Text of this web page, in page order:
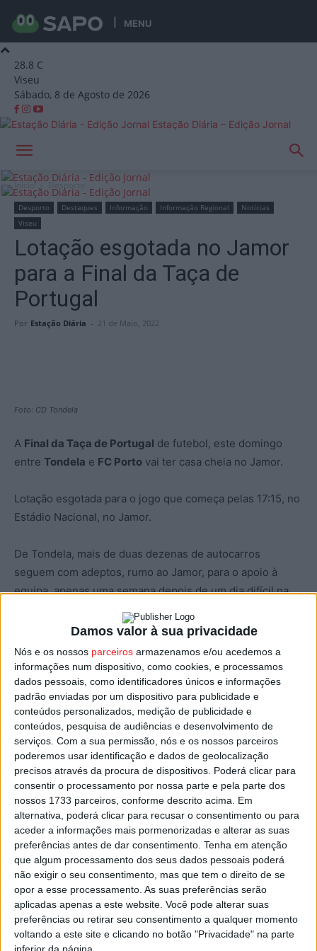
Damos valor à sua privacidade
Nós e os nossos parceiros armazenamos e/ou acedemos a
informações num dispositivo, como cookies, e processamos
dados pessoais, como identificadores únicos e informações
padrão enviadas por um dispositivo para publicidade e
conteúdos personalizados, medição de publicidade e
conteúdos, pesquisa de audiências e desenvolvimento de
serviços. Com a sua permissão, nós e os nossos parceiros
poderemos usar identificação e dados de geolocalização
precisos através da procura de dispositivos. Poderá clicar para
consentir o processamento por nossa parte e pela parte dos
nossos 1733 parceiros, conforme descrito acima. Em
alternativa, poderá clicar para recusar o consentimento ou para
aceder a informações mais pormenorizadas e alterar as suas
preferências antes de dar consentimento. Tenha em atenção
que algum processamento dos seus dados pessoais poderá
não exigir o seu consentimento, mas que tem o direito de se
opor a esse processamento. As suas preferências serão
aplicadas apenas a este website. Você pode alterar suas
preferências ou retirar seu consentimento a qualquer momento
voltando a este site e clicando no botão "Privacidade" na parte
MENU
28.8 C
Viseu
Sábado, 8 de Agosto de 2026
Estação Diária – Edição Jornal
Início Desporto
Desporto Destaques Informação Informação Regional
Notícias
Viseu
Lotação esgotada no Jamor
para a Final da Taça de
Portugal
Por Estação Diária - 21 de Maio, 2022
Foto: CD Tondela
A Final da Taça de Portugal de futebol, este domingo
entre Tondela e FC Porto vai ter casa cheia no Jamor.
Lotação esgotada para o jogo que começa pelas 17:15, no
Estádio Nacional, no Jamor.
De Tondela, mais de duas dezenas de autocarros
seguem com adeptos, rumo ao Jamor, para o apoio à
equipa, apenas uma semana depois de um dia difícil na
vida dos ‘auriverdes’ com a descida à II Liga de futebol.
O jogo este domingo vai ser apitado por Rui Costa,
árbitro dos quadros da Associação de Futebol do Porto.
FC Porto e Tondela voltarão a defrontar-se a 31 de julho,
em Aveiro, então para a abertura oficial a temporada
2022/23, com a disputa da Supertaça.
Esta e outras notícias para ouvir na Estação Diária – 96.8
FM ou em www.968.fm.
Pub
TAGS Futebol Taça de Portugal Tondela